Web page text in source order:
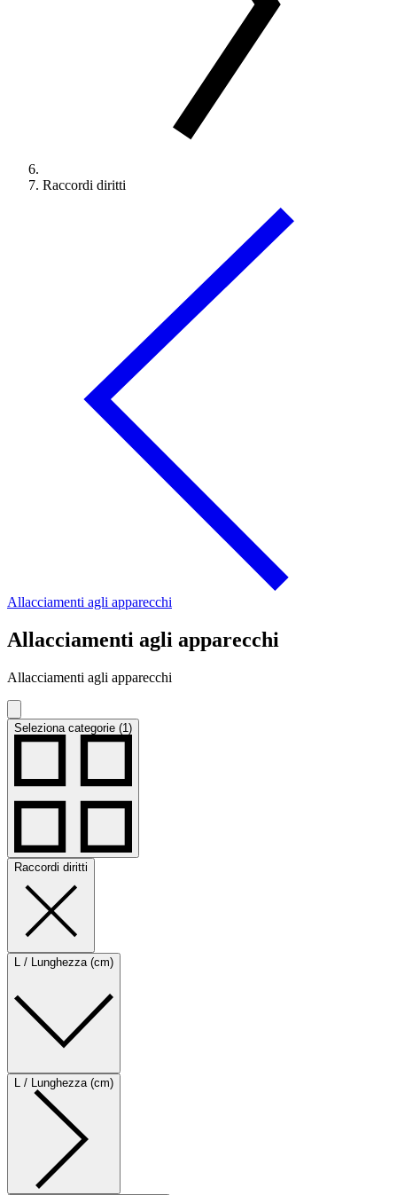
Raccordi diritti
Allacciamenti agli apparecchi
Allacciamenti agli apparecchi
Allacciamenti agli apparecchi
Seleziona categorie (1)
Raccordi diritti
L / Lunghezza (cm)
L / Lunghezza (cm)